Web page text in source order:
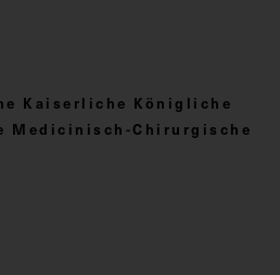
Kaiserliche Königliche
Medicinisch-Chirurgische